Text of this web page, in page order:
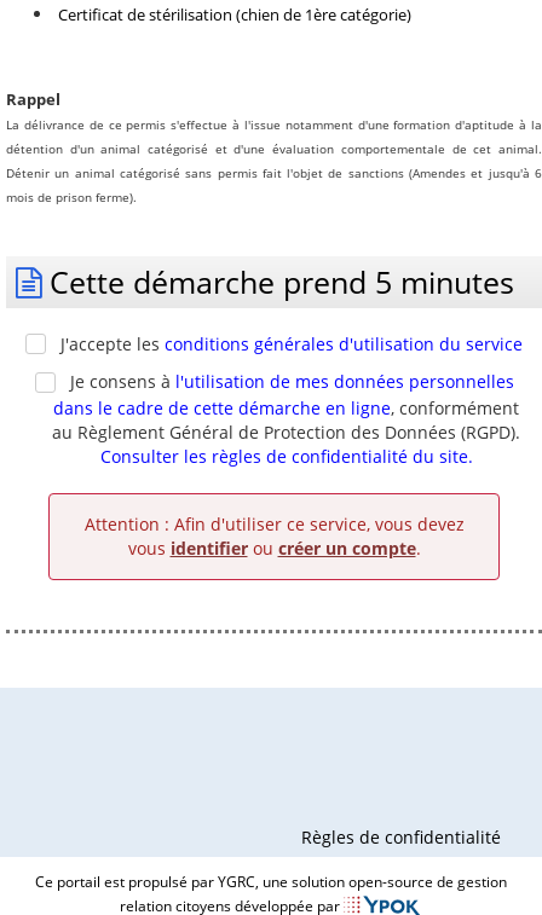
Certificat de stérilisation (chien de 1ère catégorie)
Rappel
La délivrance de ce permis s'effectue à l'issue notamment d'une formation d'aptitude à la
détention d'un animal catégorisé et d'une évaluation comportementale de cet animal.
Détenir un animal catégorisé sans permis fait l'objet de sanctions (Amendes et jusqu'à 6
mois de prison ferme).
Cette démarche prend 5 minutes
J'accepte les conditions générales d'utilisation du service
Je consens à l'utilisation de mes données personnelles
dans le cadre de cette démarche en ligne, conformément
au Règlement Général de Protection des Données (RGPD).
Consulter les règles de confidentialité du site.
Attention : Afin d'utiliser ce service, vous devez
vous identifierou créer un compte.
Règles de confidentialité
Ce portail est propulsé par YGRC, une solution open-source de gestion
relation citoyens développée par